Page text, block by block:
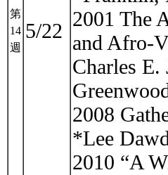
第
14
週
5/22 2001 The
and Afro-
Charles
2008
*Lee
2010 “A